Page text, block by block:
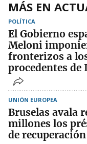
MÁS EN
POLÍTICA
El Gobierno
Meloni
fronterizos a
procedentes de
UNIÓN EUROPEA
Bruselas avala
millones los
de